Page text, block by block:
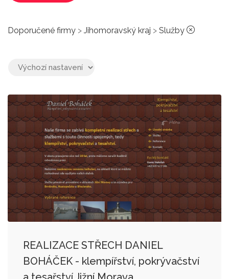
Doporučené firmy > Jihomoravský kraj > Služby
REALIZACE STŘECH DANIEL
BOHÁČEK - klempířství, pokrývačství